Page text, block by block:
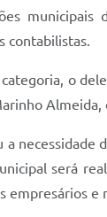
contabilistas.
o
a necessidade
será
empresários